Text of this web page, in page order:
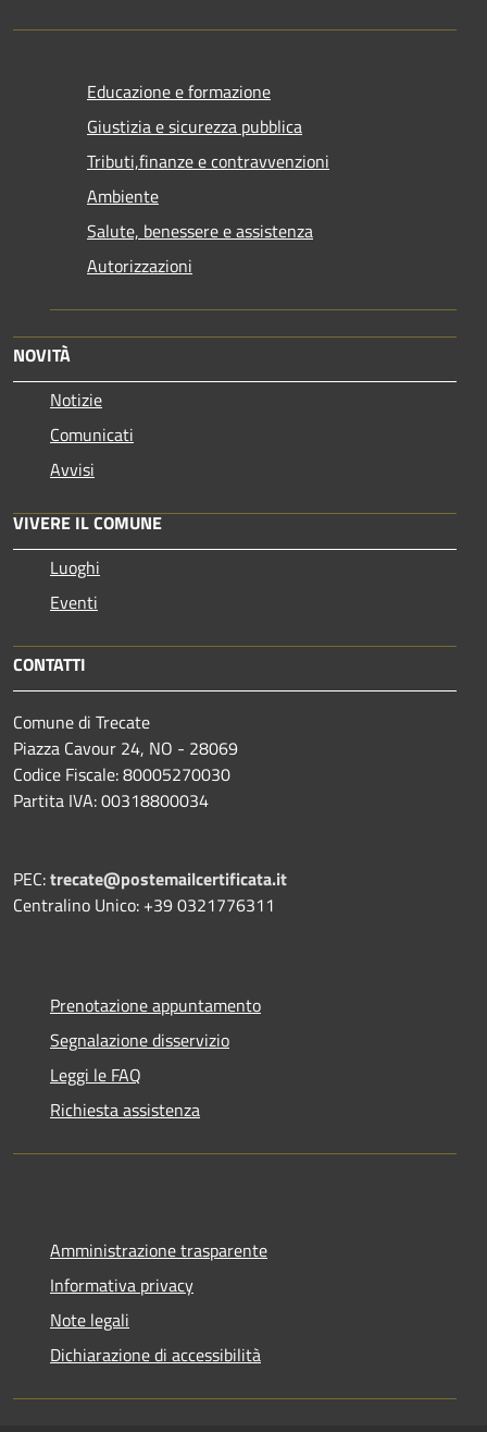
Educazione e formazione
Giustizia e sicurezza pubblica
Tributi,finanze e contravvenzioni
Ambiente
Salute, benessere e assistenza
Autorizzazioni
NOVITÀ
Notizie
Comunicati
Avvisi
VIVERE IL COMUNE
Luoghi
Eventi
CONTATTI
Comune di Trecate
Piazza Cavour 24, NO - 28069
Codice Fiscale: 80005270030
Partita IVA: 00318800034
PEC:trecate@postemailcertificata.it
Centralino Unico: +39 0321776311
Prenotazione appuntamento
Segnalazione disservizio
Leggi le FAQ
Richiesta assistenza
Amministrazione trasparente
Informativa privacy
Note legali
Dichiarazione di accessibilità